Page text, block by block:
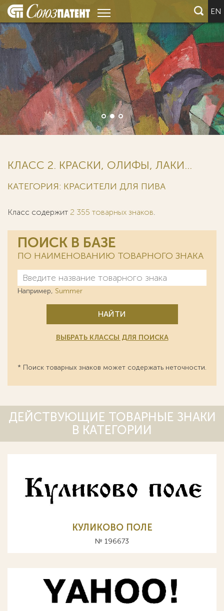
EN
КЛАСС 2. КРАСКИ, ОЛИФЫ, ЛАКИ...
КАТЕГОРИЯ: КРАСИТЕЛИ ДЛЯ ПИВА
Класс содержит 2 355 товарных знаков.
ПОИСК В БАЗЕ
ПО НАИМЕНОВАНИЮ ТОВАРНОГО ЗНАКА
Например, Summer
НАЙТИ
ВЫБРАТЬ КЛАССЫ ДЛЯ ПОИСКА
* Поиск товарных знаков может содержать неточности.
ДЕЙСТВУЮЩИЕ ТОВАРНЫЕ ЗНАКИ
В КАТЕГОРИИ
КУЛИКОВО ПОЛЕ
№ 196673